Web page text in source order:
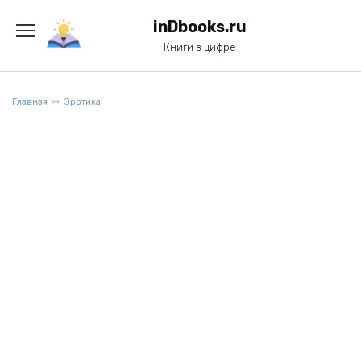
содержанию
inDbooks.ru
Книги в цифре
Главная Эротика